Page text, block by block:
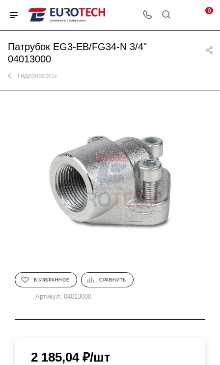
0
Патрубок EG3-EB/FG34-N 3/4"
04013000
Гидронасосы
В ИЗБРАННОЕ СРАВНИТЬ
Артикул: 04013000
2 185,04₽/шт